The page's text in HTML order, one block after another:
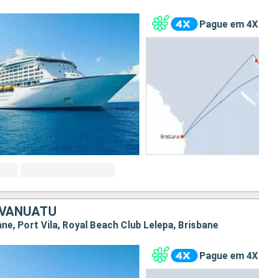
Pague em 4X
Port Vila, Royal Beach Club Lelepa, Brisbane
Pague em 4X